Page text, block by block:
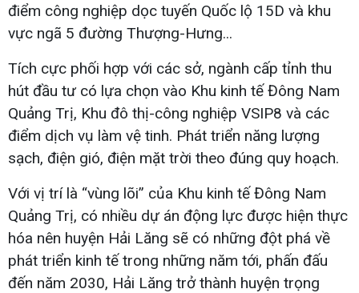
điểm công nghiệp dọc tuyến Quốc lộ 15D và khu
vực ngã 5 đường Thượng-Hưng...
Tích cực phối hợp với các sở, ngành cấp tỉnh thu
hút đầu tư có lựa chọn vào Khu kinh tế Đông Nam
Quảng Trị, Khu đô thị-công nghiệp VSIP8 và các
điểm dịch vụ làm vệ tinh. Phát triển năng lượng
sạch, điện gió, điện mặt trời theo đúng quy hoạch.
Với vị trí là “vùng lõi” của Khu kinh tế Đông Nam
Quảng Trị, có nhiều dự án động lực được hiện thực
hóa nên huyện Hải Lăng sẽ có những đột phá về
phát triển kinh tế trong những năm tới, phấn đấu
đến năm 2030, Hải Lăng trở thành huyện trọng